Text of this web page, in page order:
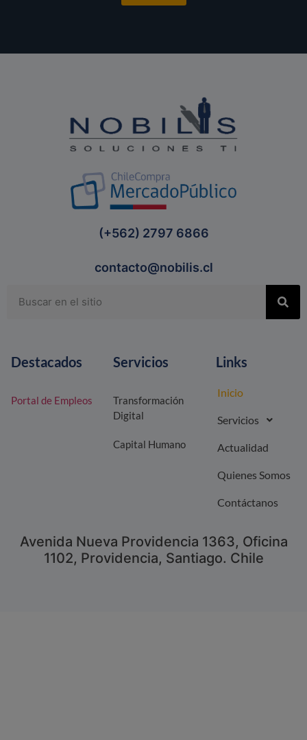
(+562) 2797 6866
contacto@nobilis.cl
Destacados
Portal de Empleos
Servicios
Transformación
Digital
Capital Humano
Links
Inicio
Servicios
Actualidad
Quienes Somos
Contáctanos
Avenida Nueva Providencia 1363, Oficina
1102, Providencia, Santiago. Chile